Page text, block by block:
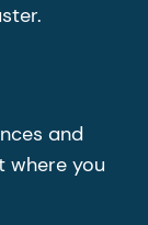
and
where you